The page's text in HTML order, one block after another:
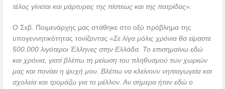
τέλος γίνεται και μάρτυρας της πίστεως και της πατρίδας».
Ο Σεβ. Ποιμενάρχης μας στάθηκε στο οξύ πρόβλημα της
υπογεννητικότητας τονίζοντας«Σε λίγα μόλις χρόνια θα είμαστε
500.000 λιγότεροι Έλληνες στην Ελλάδα. Το επισημαίνω εδώ
και χρόνια, γιατί βλέπω τη μείωση του πληθυσμού των χωριών
μας και πονάει η ψυχή μου. Βλέπω να κλείνουν νηπιαγωγεία και
σχολεία και τρομάζω για το μέλλον. Αν σήμερα ήταν εδώ ο